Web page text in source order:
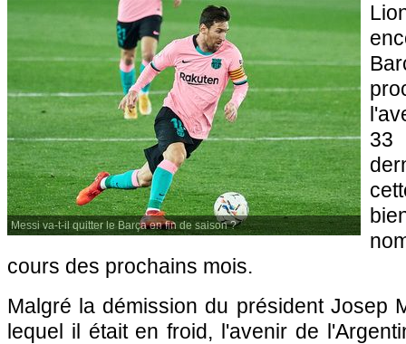
Messi va-t-il quitter le Barça en fin de saison ?
cours des prochains mois.
Malgré la démission du président Josep
lequel il était en froid, l'avenir de